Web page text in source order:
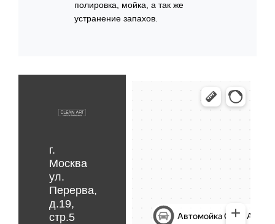
полировка, мойка, а так же
устранение запахов.
г.
Москва
ул.
Перерва,
д.19,
стр.5